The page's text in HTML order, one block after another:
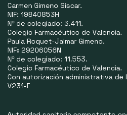
Carmen Gimeno Siscar.
NIF: 19840853H
Nº de colegiado: 3.411.
Colegio Farmacéutico de Valencia.
Paula Roquet-Jalmar Gimeno.
NIF: 29206056N
Nº de colegiado: 11.553.
Colegio Farmacéutico de Valencia.
Con autorización administrativa de
V231-F